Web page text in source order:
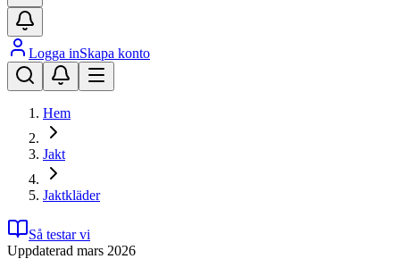
Logga inSkapa konto
Hem
Jakt
Jaktkläder
Så testar vi
Uppdaterad mars 2026